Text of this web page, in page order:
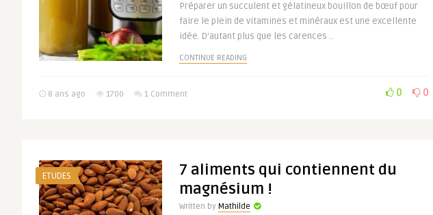
Préparer un succulent et gélatineux bouillon de bœuf pour
faire le plein de vitamines et minéraux est une excellente
idée. D’autant plus que les carences ..
CONTINUE READING
8 ans ago 1700 1 Comment 0 0
ETUDES
7 aliments qui contiennent du
magnésium !
Written by Mathilde